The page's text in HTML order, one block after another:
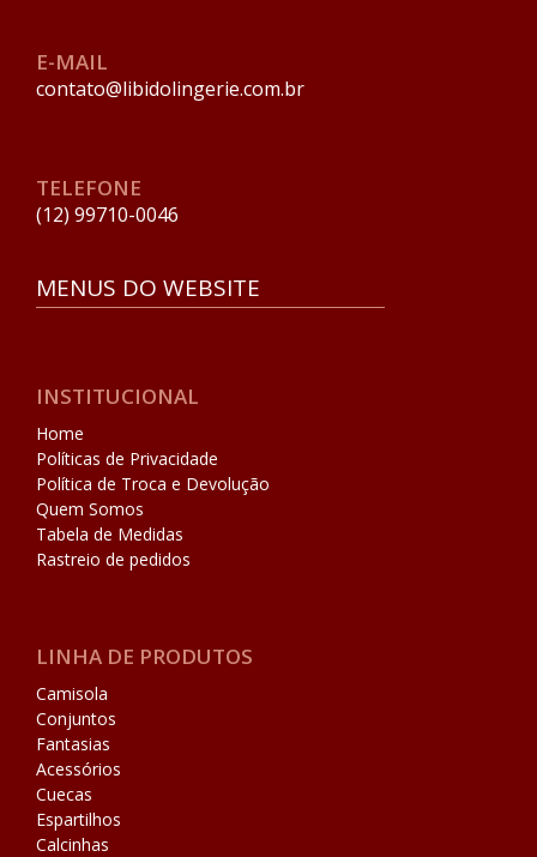
E-MAIL
contato@libidolingerie.com.br
TELEFONE
(12) 99710-0046
MENUS DO WEBSITE
INSTITUCIONAL
Home
Políticas de Privacidade
Política de Troca e Devolução
Quem Somos
Tabela de Medidas
Rastreio de pedidos
LINHA DE PRODUTOS
Camisola
Conjuntos
Fantasias
Acessórios
Cuecas
Espartilhos
Calcinhas